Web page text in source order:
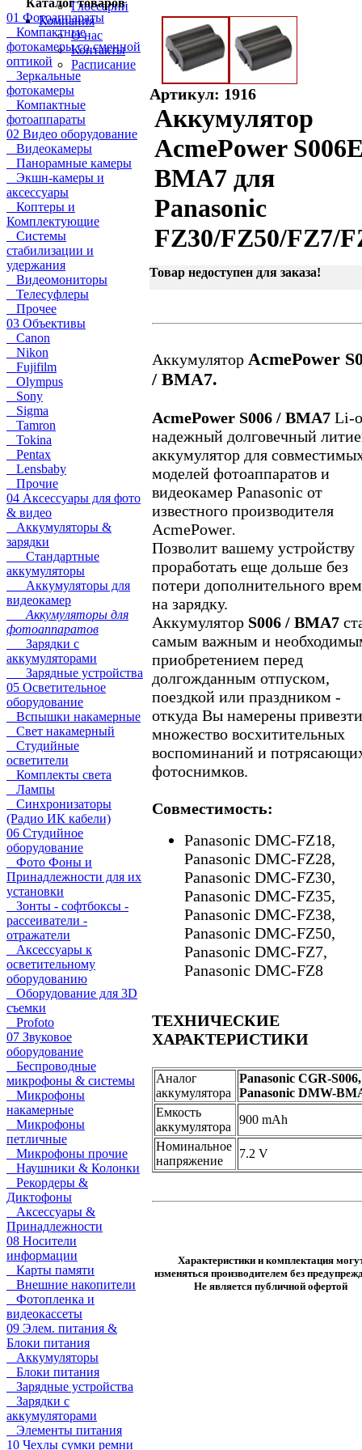
Глоссарий
Компания
О нас
Контакты
Расписание
Каталог товаров
01 Фотоаппараты
Компактные
фотокамеры со сменной
оптикой
Зеркальные
фотокамеры
Компактные
фотоаппараты
02 Видео оборудование
Видеокамеры
Панорамные камеры
Экшн-камеры и
аксессуары
Коптеры и
Комплектующие
Системы
стабилизации и
удержания
Видеомониторы
Телесуфлеры
Прочее
03 Объективы
Canon
Nikon
Fujifilm
Olympus
Sony
Sigma
Tamron
Tokina
Pentax
Lensbaby
Прочие
04 Аксессуары для фото
& видео
Аккумуляторы &
зарядки
Стандартные
аккумуляторы
Аккумуляторы для
видеокамер
Аккумуляторы для
фотоаппаратов
Зарядки с
аккумуляторами
Зарядные устройства
05 Осветительное
оборудование
Вспышки накамерные
Свет накамерный
Студийные
осветители
Комплекты света
Лампы
Синхронизаторы
(Радио ИК кабели)
06 Студийное
оборудование
Фото Фоны и
Принадлежности для их
установки
Зонты - софтбоксы -
рассеиватели -
отражатели
Аксессуары к
осветительному
оборудованию
Оборудование для 3D
съемки
Profoto
07 Звуковое
оборудование
Беспроводные
микрофоны & системы
Микрофоны
накамерные
Микрофоны
петличные
Микрофоны прочие
Наушники & Колонки
Рекордеры &
Диктофоны
Аксессуары &
Принадлежности
08 Носители
информации
Карты памяти
Внешние накопители
Фотопленка и
видеокассеты
09 Элем. питания &
Блоки питания
Аккумуляторы
Блоки питания
Зарядные устройства
Зарядки с
аккумуляторами
Элементы питания
10 Чехлы сумки ремни
Артикул: 1916
Аккумулятор
AcmePower
BMA7 для
Panasonic
FZ30/FZ50/FZ7/
Товар недоступен для заказа!
Аккумулятор AcmePower
/ BMA7.
AcmePower S006 / BMA7 Li-
надежный долговечный
аккумулятор для
моделей фотоаппаратов и
видеокамер Panasonic от
известного производителя
AcmePower.
Позволит вашему устройству
проработать еще дольше без
потери дополнительного
на зарядку.
Аккумулятор S006 / BMA7
самым важным и
приобретением перед
долгожданным отпуском,
поездкой или праздником -
откуда Вы намерены привезти
множество восхитительных
воспоминаний и
фотоснимков.
Совместимость:
Panasonic DMC-FZ18,
Panasonic DMC-FZ28,
Panasonic DMC-FZ30,
Panasonic DMC-FZ35,
Panasonic DMC-FZ38,
Panasonic DMC-FZ50,
Panasonic DMC-FZ7,
Panasonic DMC-FZ8
ТЕХНИЧЕСКИЕ
ХАРАКТЕРИСТИКИ
Аналог
аккумулятора
Panasonic CGR-S006,
Panasonic DMW-
Емкость
аккумулятора
900 mAh
Номинальное
напряжение
7.2 V
Характеристики и комплектация
изменяться производителем без
Не является публичной офертой